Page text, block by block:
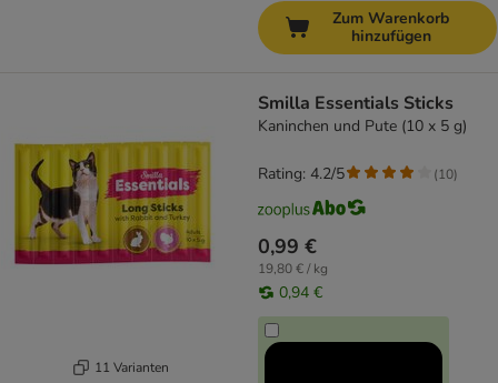
Zum Warenkorb
hinzufügen
11 Varianten
Smilla Essentials Sticks
Kaninchen und Pute (10 x 5 g)
0,99 €
19,80 € / kg
0,94 €
Rating: 4.2/5 (10)